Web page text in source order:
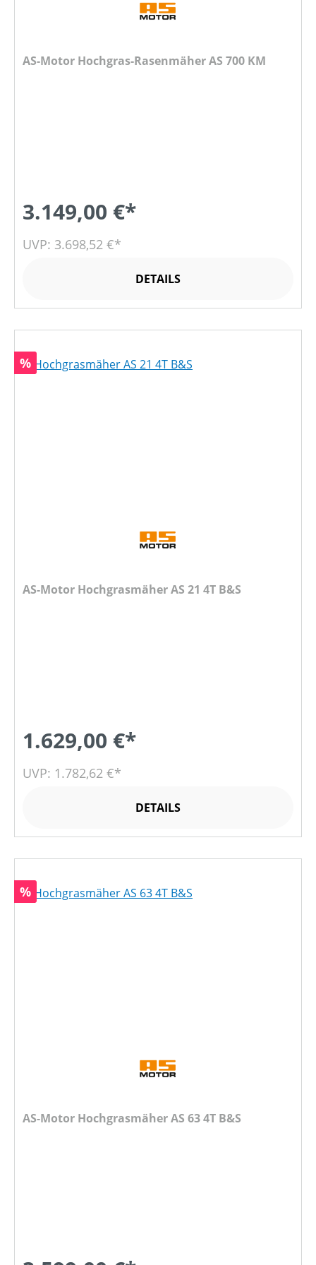
AS-Motor Hochgras-Rasenmäher AS 700 KM
3.149,00 €*
UVP: 3.698,52 €*
DETAILS
Rabatt
%
AS-Motor Hochgrasmäher AS 21 4T B&S
1.629,00 €*
UVP: 1.782,62 €*
DETAILS
Rabatt
%
AS-Motor Hochgrasmäher AS 63 4T B&S